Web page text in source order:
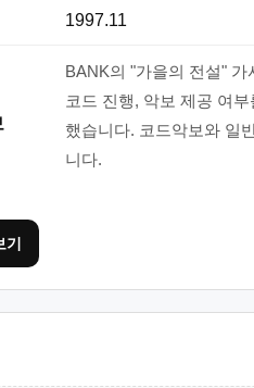
1997.11
BANK의 "가을의 전설"
코드 진행, 악보 제공 여
했습니다. 코드악보와 일
니다.
기